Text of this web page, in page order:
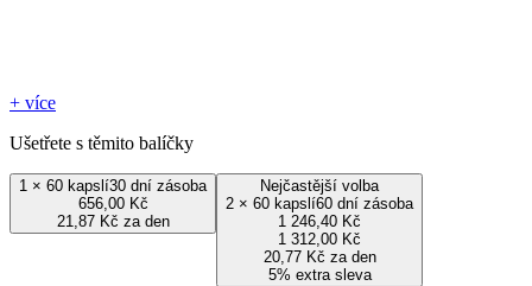
+ více
Ušetřete s těmito balíčky
1 × 60 kapslí30 dní zásoba
656,00 Kč
21,87 Kč za den
Nejčastější volba
2 × 60 kapslí60 dní zásoba
1 246,40 Kč
1 312,00 Kč
20,77 Kč za den
5% extra sleva